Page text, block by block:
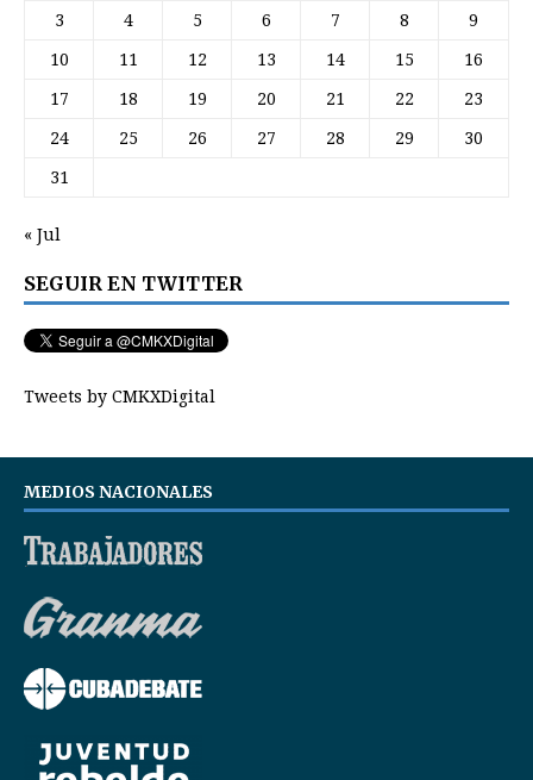
3 4 5 6 7 8 9
10 11 12 13 14 15 16
17 18 19 20 21 22 23
24 25 26 27 28 29 30
31
« Jul
SEGUIR EN TWITTER
Tweets by CMKXDigital
MEDIOS NACIONALES